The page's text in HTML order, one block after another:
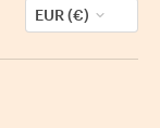
EUR (€)